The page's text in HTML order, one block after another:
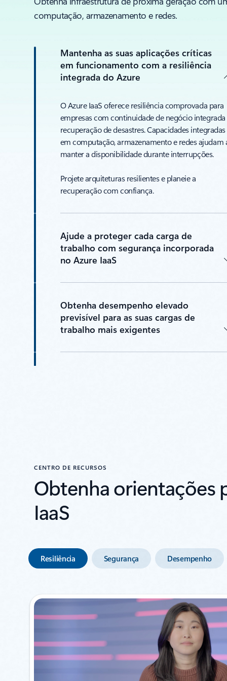
computação, armazenamento e redes.
Mantenha as suas aplicações críticas
em funcionamento com a resiliência
integrada do Azure
O Azure IaaS oferece resiliência comprovada para
empresas com continuidade de negócio integrada
recuperação de desastres. Capacidades integradas
em computação, armazenamento e redes ajudam
manter a disponibilidade durante interrupções.
Projete arquiteturas resilientes e planeie a
recuperação com confiança.
Ajude a proteger cada carga de
trabalho com segurança incorporada
no Azure IaaS
Obtenha desempenho elevado
previsível para as suas cargas de
trabalho mais exigentes
CENTRO DE RECURSOS
Obtenha orientações
IaaS
Resiliência Segurança Desempenho
A mostrar 1-2 de 8 diapositivos